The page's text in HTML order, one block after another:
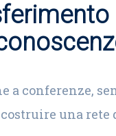
a conferenze,
una rete